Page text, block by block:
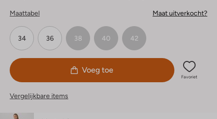
Maattabel Maat uitverkocht?
34 36 38 40 42
Voeg toe
Favoriet
Vergelijkbare items